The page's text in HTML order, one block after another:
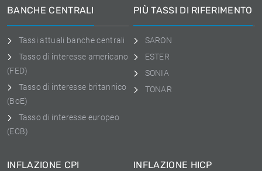
BANCHE CENTRALI
Tassi attuali banche centrali
Tasso di interesse americano
(FED)
Tasso di interesse britannico
(BoE)
Tasso di interesse europeo
(ECB)
PIÙ TASSI DI RIFERIMENTO
SARON
ESTER
SONIA
TONAR
INFLAZIONE CPI INFLAZIONE HICP